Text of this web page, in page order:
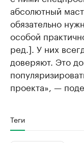
абсолютный
обязательно
особой
ред.]. У них
доверяют. Это
проекта», —
Теги